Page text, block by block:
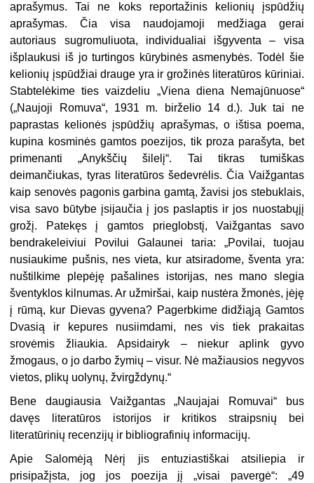
aprašymus. Tai ne koks reportažinis kelionių įspūdžių
aprašymas. Čia visa naudojamoji medžiaga gerai
autoriaus sugromuliuota, individualiai išgyventa – visa
išplaukusi iš jo turtingos kūrybinės asmenybės. Todėl šie
kelionių įspūdžiai drauge yra ir grožinės literatūros kūriniai.
Stabtelėkime ties vaizdeliu „Viena diena Nemajūnuose“
(„Naujoji Romuva“, 1931 m. birželio 14 d.). Juk tai ne
paprastas kelionės įspūdžių aprašymas, o ištisa poema,
kupina kosminės gamtos poezijos, tik proza parašyta, bet
primenanti „Anykščių šilelį“. Tai tikras tumiškas
deimančiukas, tyras literatūros šedevrėlis. Čia Vaižgantas
kaip senovės pagonis garbina gamtą, žavisi jos stebuklais,
visa savo būtybe įsijaučia į jos paslaptis ir jos nuostabųjį
grožį. Patekęs į gamtos prieglobstį, Vaižgantas savo
bendrakeleiviui Povilui Galaunei taria: „Povilai, tuojau
nusiaukime pušnis, nes vieta, kur atsiradome, šventa yra:
nuštilkime plepėję pašalines istorijas, nes mano slegia
šventyklos kilnumas. Ar užmiršai, kaip nustėra žmonės, įėję
į rūmą, kur Dievas gyvena? Pagerbkime didžiąją Gamtos
Dvasią ir kepures nusiimdami, nes vis tiek prakaitas
srovėmis žliaukia. Apsidairyk – niekur aplink gyvo
žmogaus, o jo darbo žymių – visur. Nė mažiausios negyvos
vietos, plikų uolynų, žvirgždynų.“
Bene daugiausia Vaižgantas „Naujajai Romuvai“ bus
davęs literatūros istorijos ir kritikos straipsnių bei
literatūrinių recenzijų ir bibliografinių informacijų.
Apie Salomėją Nėrį jis entuziastiškai atsiliepia ir
prisipažįsta, jog jos poezija jį „visai pavergė“: „49